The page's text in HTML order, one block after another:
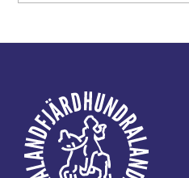
página